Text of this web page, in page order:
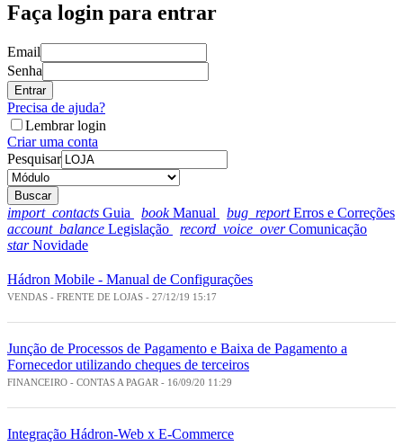
Faça login para entrar
Email
Senha
Entrar
Precisa de ajuda?
Lembrar login
Criar uma conta
Pesquisar
Buscar
import_contacts Guia bookManual bug_reportErros e Correções
account_balance Legislação record_voice_overComunicação
starNovidade
Hádron Mobile - Manual de Configurações
VENDAS - FRENTE DE LOJAS - 27/12/19 15:17
Junção de Processos de Pagamento e Baixa de Pagamento a
Fornecedor utilizando cheques de terceiros
FINANCEIRO - CONTAS A PAGAR - 16/09/20 11:29
Integração Hádron-Web x E-Commerce